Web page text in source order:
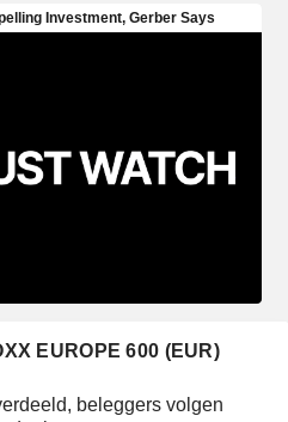
EUROPE 600 (EUR)
beleggers volgen